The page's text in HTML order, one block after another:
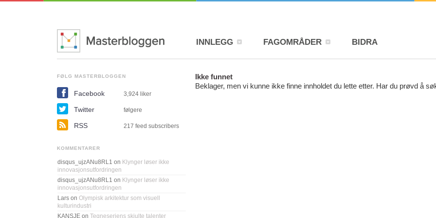
INNLEGG FAGOMRÅDER BIDRA
FØLG MASTERBLOGGEN
Facebook 3,924 liker
Twitter følgere
RSS 217 feed subscribers
KOMMENTARER
disqus_ujzANu8RL1 on Klynger løser ikke
innovasjonsutfordringen
disqus_ujzANu8RL1 on Klynger løser ikke
innovasjonsutfordringen
Lars on Olympisk arkitektur som visuell
kulturindustri
KANSJE on Tegneseriens skjulte talenter
Ikke funnet
Beklager, men vi kunne ikke finne innholdet du lette etter. Har du prøvd å